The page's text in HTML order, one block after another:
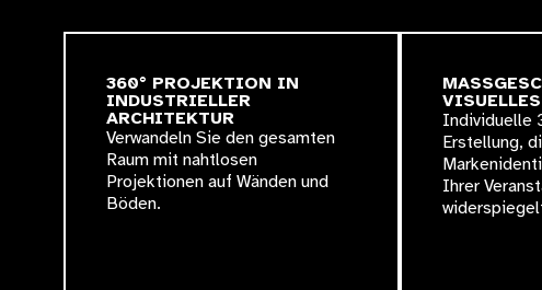
360° PROJEKTION IN
INDUSTRIELLER
ARCHITEKTUR
Verwandeln Sie den gesamten
Raum mit nahtlosen
Projektionen auf Wänden und
Böden.
ISUELLES
Individuelle
Erstellung,
Ihrer